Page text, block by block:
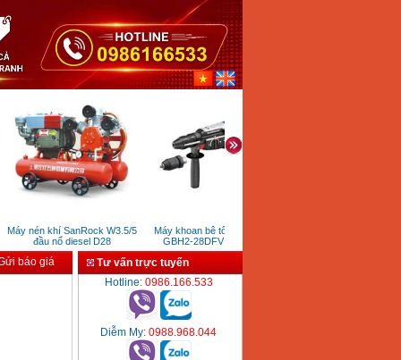
Máy nén khí SanRock W3.5/5
đầu nổ diesel D28
Máy khoan bê tông Bosch
GBH2-28DFV (850W)
báo giá
Tư vấn trực tuyến
Hotline: 0986.166.533
Diễm My: 0988.968.044